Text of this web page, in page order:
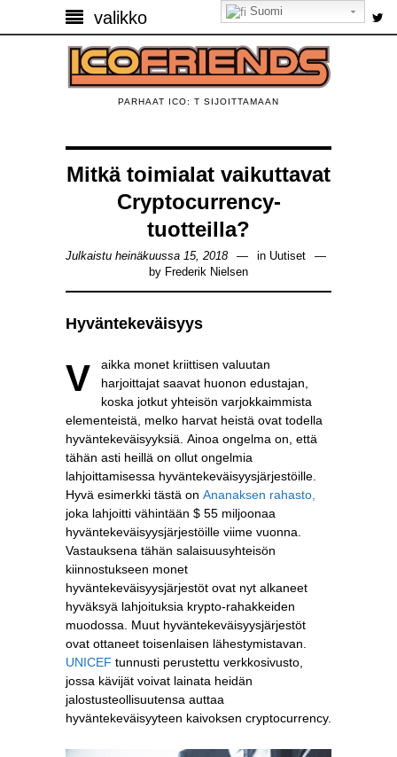
valikko
PARHAAT ICO: T SIJOITTAMAAN
Mitkä toimialat vaikuttavat
Cryptocurrency-
tuotteilla?
Julkaistu heinäkuussa 15, 2018 in Uutiset
by Frederik Nielsen
Hyväntekeväisyys
Vaikka monet kriittisen valuutan
harjoittajat saavat huonon edustajan,
koska jotkut yhteisön varjokkaimmista
elementeistä, melko harvat heistä ovat todella
hyväntekeväisyyksiä. Ainoa ongelma on, että
tähän asti heillä on ollut ongelmia
lahjoittamisessa hyväntekeväisyysjärjestöille.
Hyvä esimerkki tästä on Ananaksen rahasto,
joka lahjoitti vähintään $ 55 miljoonaa
hyväntekeväisyysjärjestöille viime vuonna.
Vastauksena tähän salaisuusyhteisön
kiinnostukseen monet
hyväntekeväisyysjärjestöt ovat nyt alkaneet
hyväksyä lahjoituksia krypto-rahakkeiden
muodossa. Muut hyväntekeväisyysjärjestöt
ovat ottaneet toisenlaisen lähestymistavan.
UNICEF tunnusti perustettu verkkosivusto,
jossa kävijät voivat lainata heidän
jalostusteollisuutensa auttaa
hyväntekeväisyyteen kaivoksen cryptocurrency.
Suomi